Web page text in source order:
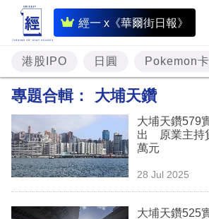
經一 x《華爾街日報》
即
時
財
經
投
資
樓
港股IPO 日圓 Pokemon卡
專題合輯： 大埔天鑽
大埔天鑽579
出 原業主持
萬元
28 Jul 2025
大埔天鑽525